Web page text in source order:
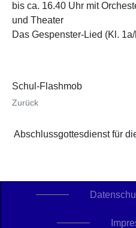
bis ca. 16.40 Uhr mit
und Theater
Das Gespenster-Lied (Kl.
Schul-Flashmob
Zurück
Abschlussgottesdienst für